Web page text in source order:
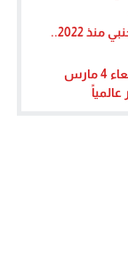
السعودية تسجل أقوى تدفقات استثمار أجنبي منذ 2022..
تحديث أسعار الذهب في البحرين اليوم الأربعاء 4 مارس